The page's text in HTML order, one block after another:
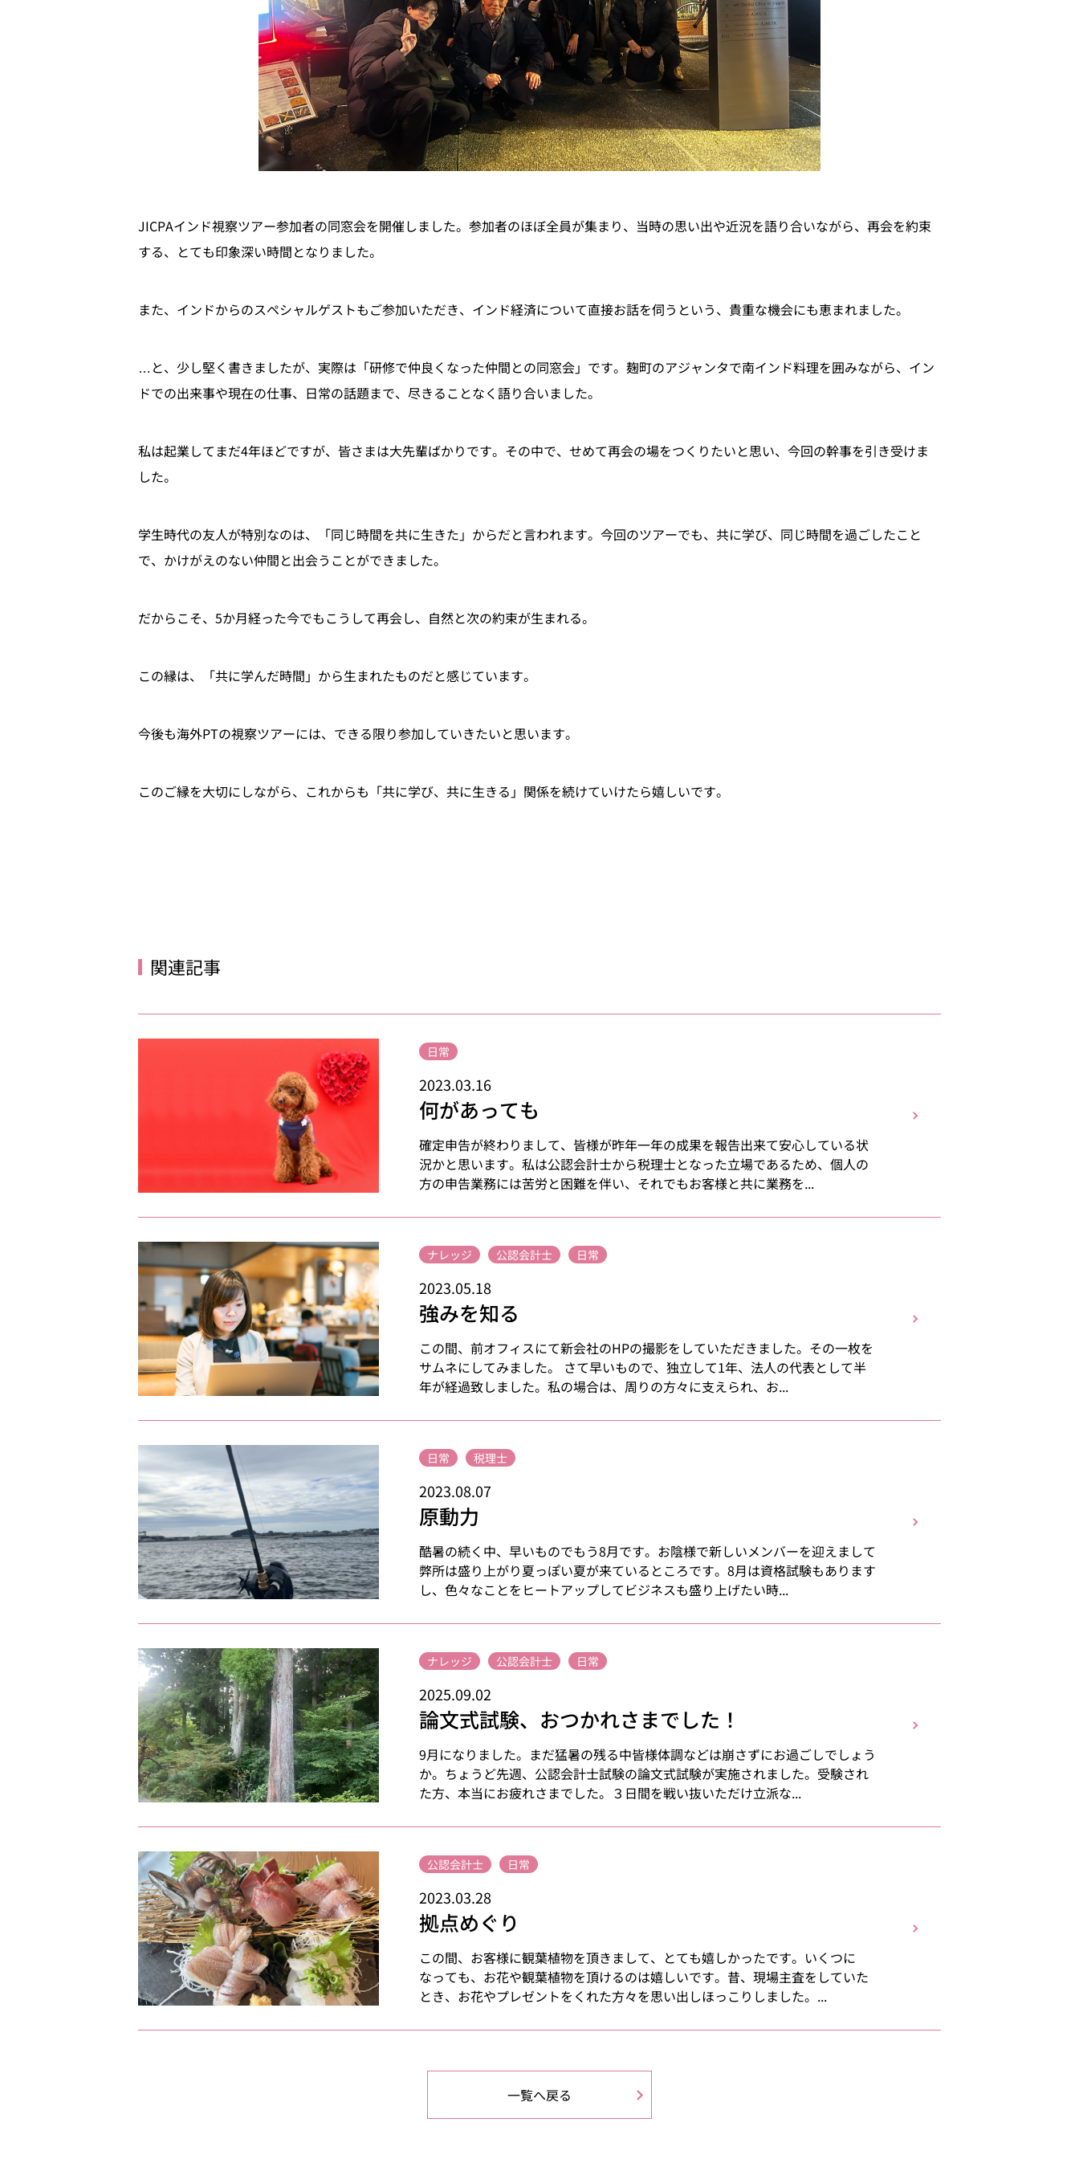
JICPAインド視察ツアー参加者の同窓会を開催しました。参加者のほぼ全員が集まり、当時の思い出や近況を語り合いながら、再会を約束
する、とても印象深い時間となりました。
また、インドからのスペシャルゲストもご参加いただき、インド経済について直接お話を伺うという、貴重な機会にも恵まれました。
…と、少し堅く書きましたが、実際は「研修で仲良くなった仲間との同窓会」です。麹町のアジャンタで南インド料理を囲みながら、イン
ドでの出来事や現在の仕事、日常の話題まで、尽きることなく語り合いました。
私は起業してまだ4年ほどですが、皆さまは大先輩ばかりです。その中で、せめて再会の場をつくりたいと思い、今回の幹事を引き受けま
した。
学生時代の友人が特別なのは、「同じ時間を共に生きた」からだと言われます。今回のツアーでも、共に学び、同じ時間を過ごしたこと
で、かけがえのない仲間と出会うことができました。
だからこそ、5か月経った今でもこうして再会し、自然と次の約束が生まれる。
この縁は、「共に学んだ時間」から生まれたものだと感じています。
今後も海外PTの視察ツアーには、できる限り参加していきたいと思います。
このご縁を大切にしながら、これからも「共に学び、共に生きる」関係を続けていけたら嬉しいです。
関連記事
日常
2023.03.16
何があっても
確定申告が終わりまして、皆様が昨年一年の成果を報告出来て安心している状
況かと思います。私は公認会計士から税理士となった立場であるため、個人の
方の申告業務には苦労と困難を伴い、それでもお客様と共に業務を...
ナレッジ 公認会計士 日常
2023.05.18
強みを知る
この間、前オフィスにて新会社のHPの撮影をしていただきました。その一枚を
サムネにしてみました。 さて早いもので、独立して1年、法人の代表として半
年が経過致しました。私の場合は、周りの方々に支えられ、お...
日常 税理士
2023.08.07
原動力
酷暑の続く中、早いものでもう8月です。お陰様で新しいメンバーを迎えまして
弊所は盛り上がり夏っぽい夏が来ているところです。8月は資格試験もあります
し、色々なことをヒートアップしてビジネスも盛り上げたい時...
ナレッジ 公認会計士 日常
2025.09.02
論文式試験、おつかれさまでした！
9月になりました。まだ猛暑の残る中皆様体調などは崩さずにお過ごしでしょう
か。ちょうど先週、公認会計士試験の論文式試験が実施されました。受験され
た方、本当にお疲れさまでした。３日間を戦い抜いただけ立派な...
公認会計士 日常
2023.03.28
拠点めぐり
この間、お客様に観葉植物を頂きまして、とても嬉しかったです。いくつに
なっても、お花や観葉植物を頂けるのは嬉しいです。昔、現場主査をしていた
とき、お花やプレゼントをくれた方々を思い出しほっこりしました。...
一覧へ戻る